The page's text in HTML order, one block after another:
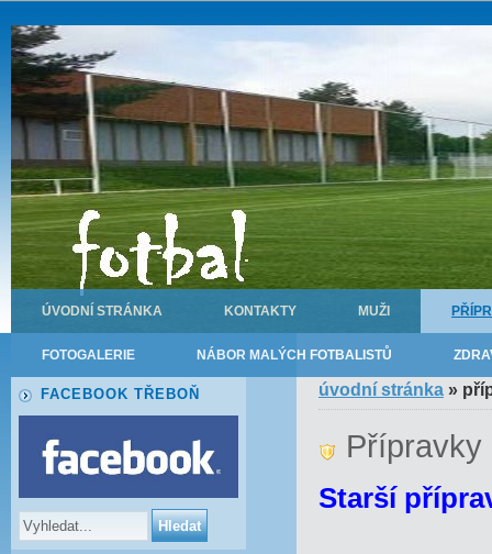
ÚVODNÍ STRÁNKA KONTAKTY MUŽI
FOTOGALERIE NÁBOR MALÝCH FOTBALISTŮ
úvodní stránka »
Přípravky
Starší
FACEBOOK TŘEBOŇ